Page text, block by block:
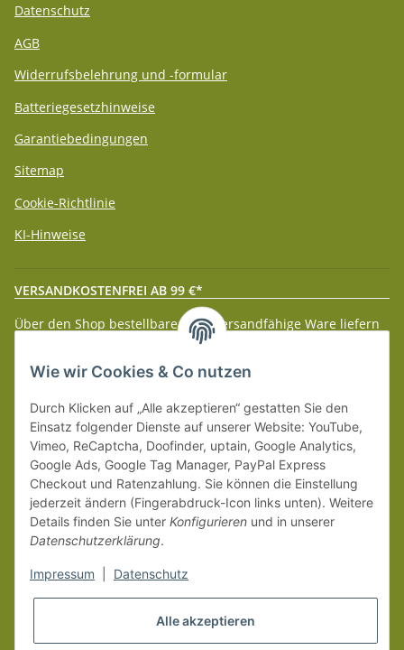
Datenschutz
AGB
Widerrufsbelehrung und -formular
Batteriegesetzhinweise
Garantiebedingungen
Sitemap
Cookie-Richtlinie
KI-Hinweise
VERSANDKOSTENFREI AB 99 €*
Über den Shop bestellbare paketversandfähige Ware liefern
wir innerhalb Deutschland (Festland) ab 99 € * Warenwert
versandkostenfrei.
Weitere Versanddetails entnehmen Sie bitte unserenLiefer-
und Zahlungsbedingungen.
Wie wir Cookies & Co nutzen
Durch Klicken auf „Alle akzeptieren“ gestatten Sie den
Einsatz folgender Dienste auf unserer Website: YouTube,
Vimeo, ReCaptcha, Doofinder, uptain, Google Analytics,
Google Ads, Google Tag Manager, PayPal Express
Checkout und Ratenzahlung. Sie können die Einstellung
jederzeit ändern (Fingerabdruck-Icon links unten). Weitere
Details finden Sie unter Konfigurieren und in unserer
Datenschutzerklärung.
Impressum Datenschutz
Alle akzeptieren